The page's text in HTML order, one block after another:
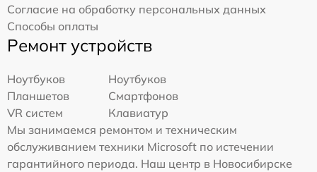
Согласие на обработку персональных данных
Способы оплаты
Ремонт устройств
Ноутбуков
Ноутбуков
Планшетов
Смартфонов
VR систем
Клавиатур
Мы занимаемся ремонтом и техническим
обслуживанием техники Microsoft по истечении
гарантийного периода. Наш центр в Новосибирске